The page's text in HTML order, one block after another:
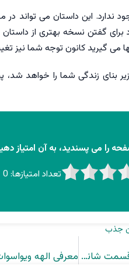
این داستان می تواند در
گفتن نسخه بهتری از داستان
گیرید کانون توجه شما نیز
بنای زندگی شما را خواهد
را می پسندید، به آن امتیاز
تعداد امتیازها:0
جذب
آموزش آسترولوژی: درجه طالع و برج طالع – قسمت شانزدهم